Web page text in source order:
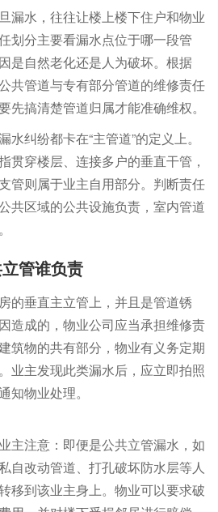
漏水，往往让楼上楼下住户和物业
划分主要看漏水点位于哪一段管
是自然老化还是人为破坏。根据
共管道与专有部分管道的维修责任
先搞清楚管道归属才能准确维权。
水纠纷都卡在“主管道”的定义上。
贯穿楼层、连接多户的垂直干管，
管则属于业主自用部分。判断责任
共区域的公共设施负责，室内管道
管谁负责
的垂直主立管上，并且是管道锈
造成的，物业公司应当承担维修责
筑物的共有部分，物业有义务定期
业主发现此类漏水后，应立即拍照
知物业处理。
主注意：即便是公共立管漏水，如
自改动管道、打孔破坏防水层等人
移到该业主身上。物业可以要求破